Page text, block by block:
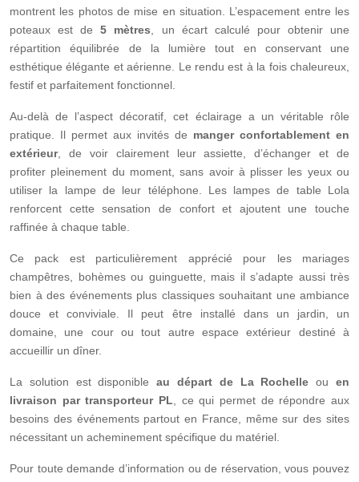
montrent les photos de mise en situation. L’espacement entre les
poteaux est de5 mètres , un écart calculé pour obtenir une
répartition équilibrée de la lumière tout en conservant une
esthétique élégante et aérienne. Le rendu est à la fois chaleureux,
festif et parfaitement fonctionnel.
Au-delà de l’aspect décoratif, cet éclairage a un véritable rôle
pratique. Il permet aux invités de manger confortablement en
extérieur, de voir clairement leur assiette, d’échanger et de
profiter pleinement du moment, sans avoir à plisser les yeux ou
utiliser la lampe de leur téléphone. Les lampes de table Lola
renforcent cette sensation de confort et ajoutent une touche
raffinée à chaque table.
Ce pack est particulièrement apprécié pour les mariages
champêtres, bohèmes ou guinguette, mais il s’adapte aussi très
bien à des événements plus classiques souhaitant une ambiance
douce et conviviale. Il peut être installé dans un jardin, un
domaine, une cour ou tout autre espace extérieur destiné à
accueillir un dîner.
La solution est disponibleau départ de La Rochelle ouen
livraison par transporteur PL , ce qui permet de répondre aux
besoins des événements partout en France, même sur des sites
nécessitant un acheminement spécifique du matériel.
Pour toute demande d’information ou de réservation, vous pouvez